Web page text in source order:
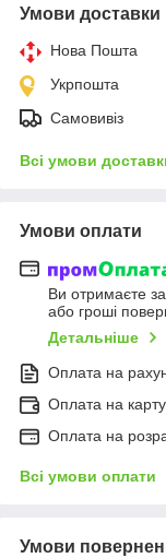
Умови доставки
Нова Пошта
Укрпошта
Самовивіз
Всі умови
Умови оплати
Ви отримаєте
або гроші
Детальніше
Оплата на
Оплата на
Оплата на
Всі умови оплати
Умови